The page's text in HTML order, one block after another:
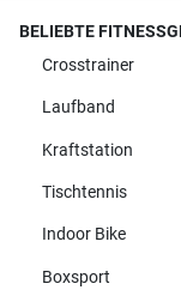
BELIEBTE
Crosstrainer
Laufband
Kraftstation
Tischtennis
Indoor Bike
Boxsport